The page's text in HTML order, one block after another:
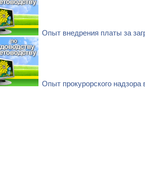
Опыт внедрения платы за
Опыт прокурорского